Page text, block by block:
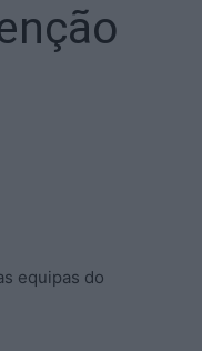
equipas do